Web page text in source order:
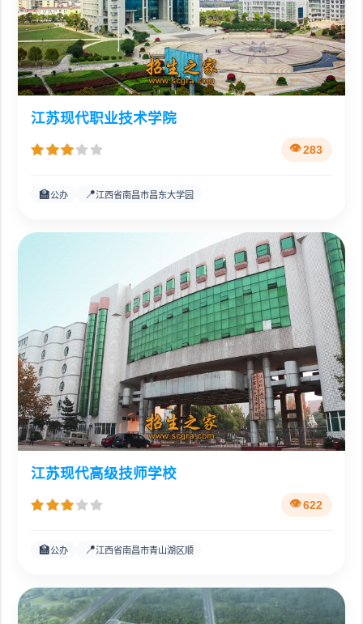
江苏现代职业技术学院
283
🏫公办 📍江西省南昌市昌东大学园
江苏现代高级技师学校
622
🏫公办 📍江西省南昌市青山湖区顺